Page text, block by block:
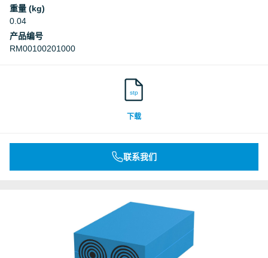
重量 (kg)
0.04
产品编号
RM00100201000
stp
下载
联系我们